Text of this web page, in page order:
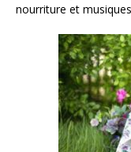
nourriture et musiques